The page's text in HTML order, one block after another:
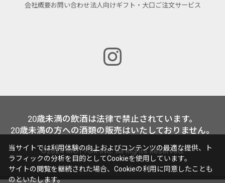
会社概要お問い合わせ法人向けギフト・大口ご注文サービス
20歳未満の飲酒は法律で禁止されています。
20歳未満の方への酒類の販売はいたしておりません。
©2024 MOTTOX INC. All Rights Reserved.
当サイトでは利用体験の向上およびコンテンツの最適な提供、ト
ラフィックの分析を目的としてCookieを使用しています。
サイトの閲覧を継続された場合、Cookieの利用に同意したことも
のといたします。